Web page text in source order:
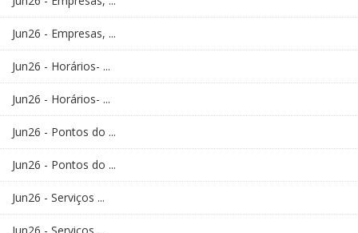
Jun26 - Empresas, ...
Jun26 - Horários- ...
Jun26 - Horários- ...
Jun26 - Pontos do ...
Jun26 - Pontos do ...
Jun26 - Serviços ...